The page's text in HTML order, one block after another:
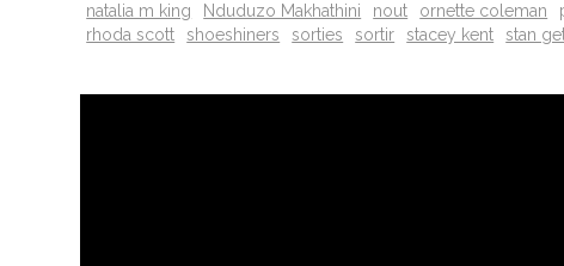
natalia m king
Nduduzo Makhathini nout ornette coleman
rhoda scott
shoeshiners sorties sortir stacey kent stan